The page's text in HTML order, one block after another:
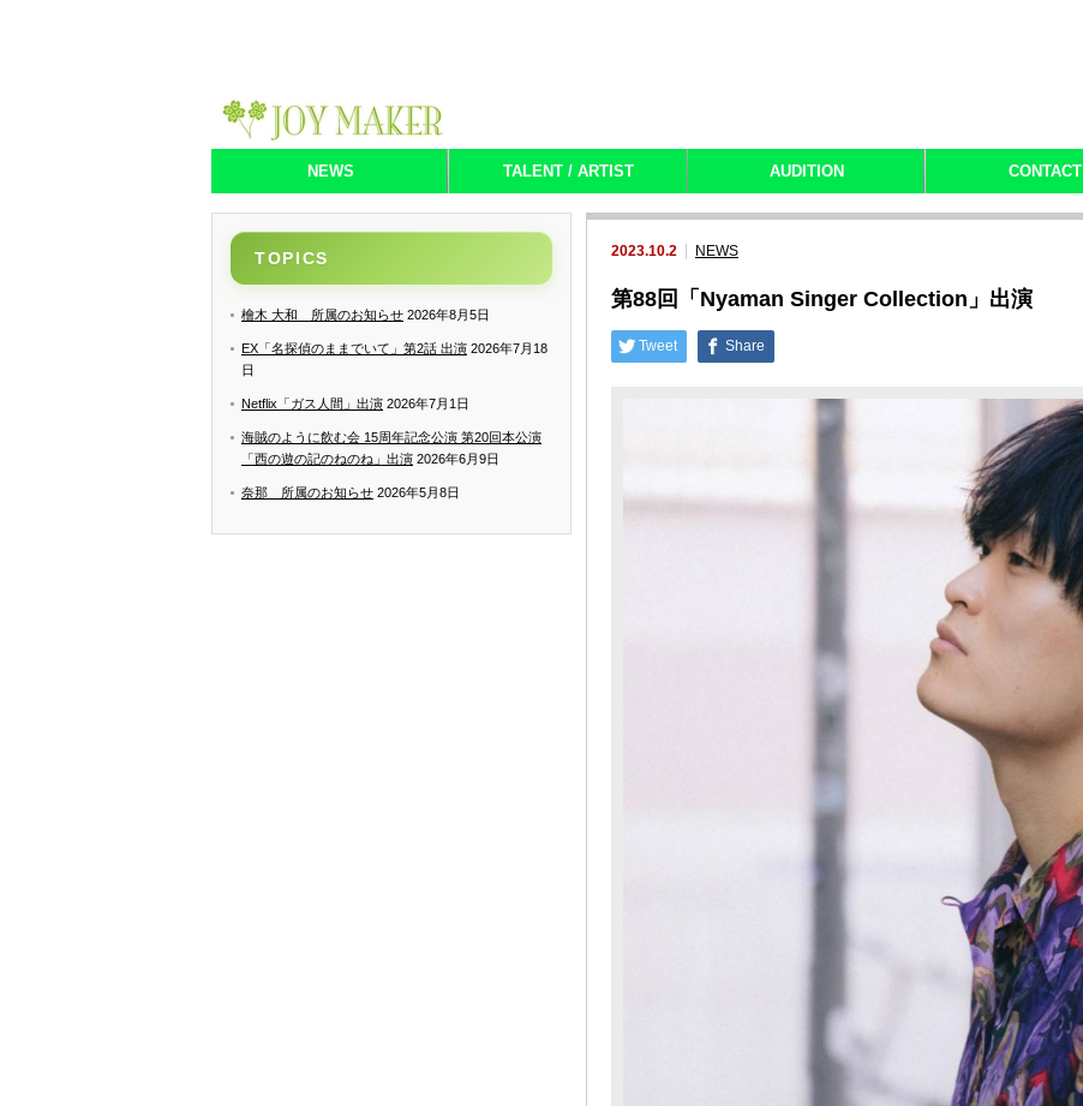
NEWS TALENT / ARTIST AUDITION CONTACT
2023.10.2 NEWS
第88回「Nyaman Singer Collection」出演
Tweet Share
TOPICS
檜木 大和 所属のお知らせ 2026年8月5日
EX「名探偵のままでいて」第2話 出演 2026年7月18
日
Netflix「ガス人間」出演 2026年7月1日
海賊のように飲む会 15周年記念公演 第20回本公演
「西の遊の記のねのね」出演 2026年6月9日
奈那 所属のお知らせ 2026年5月8日